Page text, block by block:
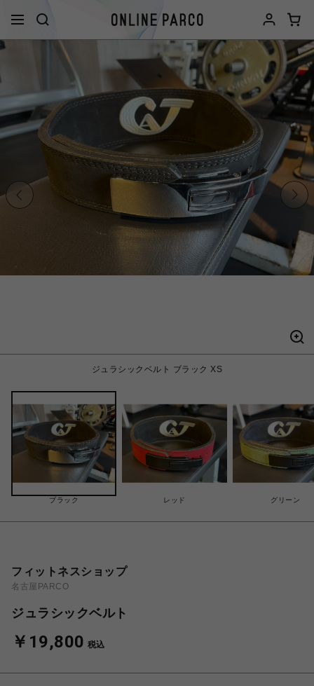
ジュラシックベルト ブラック XS
ブラック レッド グリーン
フィットネスショップ
名古屋PARCO
ジュラシックベルト
￥19,800 税込